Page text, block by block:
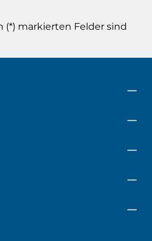
(*) markierten Felder sind